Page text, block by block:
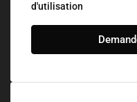
d'utilisation